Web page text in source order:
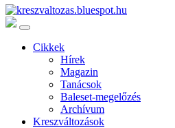
Cikkek
Hírek
Magazin
Tanácsok
Baleset-megelőzés
Archívum
Kreszváltozások